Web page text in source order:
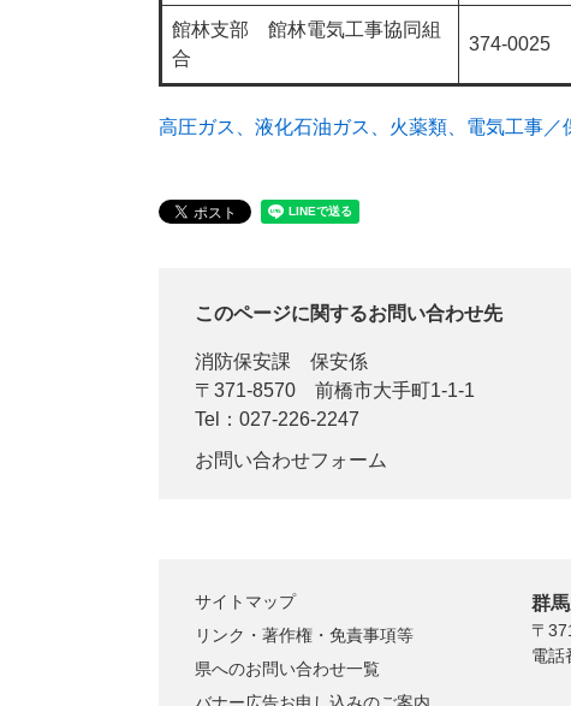
館林支部 館林電気工事協同組
合
374-0025
高圧ガス、液化石油ガス、火薬類、電気工事／
このページに関するお問い合わせ先
消防保安課
保安係
〒371-8570
前橋市大手町1-1-1
Tel：027-226-2247
お問い合わせフォーム
サイトマップ
リンク・著作権・免責事項等
県へのお問い合わせ一覧
群
〒
電話